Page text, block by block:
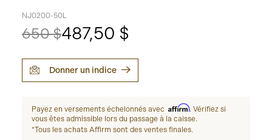
NJ0200-50L
650 $487,50 $
Donner un indice
Payez en versements échelonnés avec Affirm. Vérifiez si
vous êtes admissible lors du passage à la caisse.
*Tous les achats Affirm sont des ventes finales.